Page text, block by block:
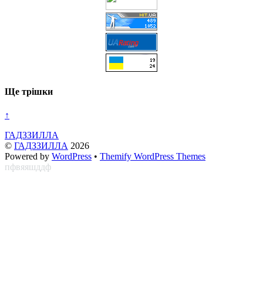
Ще трішки
↑
ГАДЗЗИЛЛА
© ГАДЗЗИЛЛА 2026
Powered by WordPress • Themify WordPress Themes
пфвяяшддф